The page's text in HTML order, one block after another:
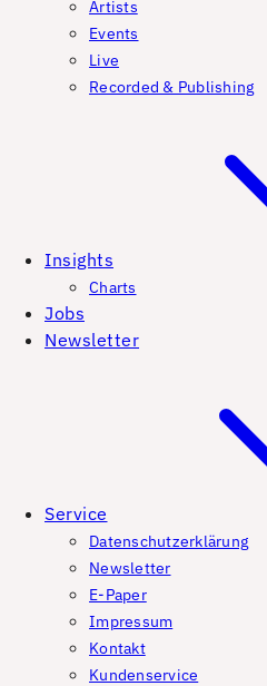
Artists
Events
Live
Recorded & Publishing
Insights
Charts
Jobs
Newsletter
Service
Datenschutzerklärung
Newsletter
E-Paper
Impressum
Kontakt
Kundenservice